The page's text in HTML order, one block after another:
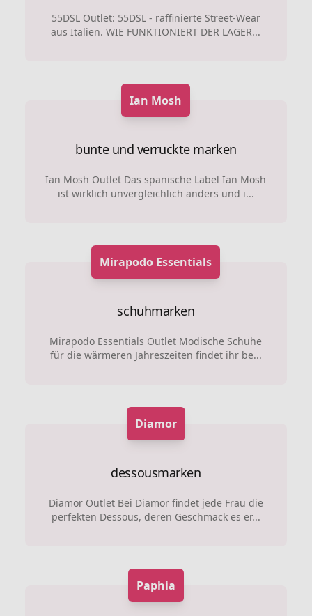
55DSL Outlet: 55DSL - raffinierte Street-Wear
aus Italien. WIE FUNKTIONIERT DER LAGER...
Ian Mosh
bunte und verruckte marken
Ian Mosh Outlet Das spanische Label Ian Mosh
ist wirklich unvergleichlich anders und i...
Mirapodo Essentials
schuhmarken
Mirapodo Essentials Outlet Modische Schuhe
für die wärmeren Jahreszeiten findet ihr be...
Diamor
dessousmarken
Diamor Outlet Bei Diamor findet jede Frau die
perfekten Dessous, deren Geschmack es er...
Paphia